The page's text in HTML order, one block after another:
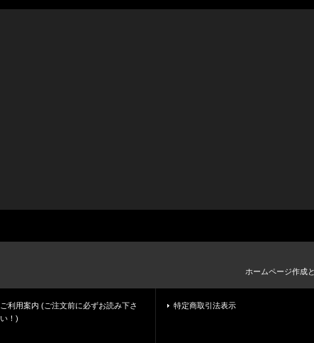
ホームページ作成
ご利用案内 (ご注文前に必ずお読み下さ
い！)
特定商取引法表示